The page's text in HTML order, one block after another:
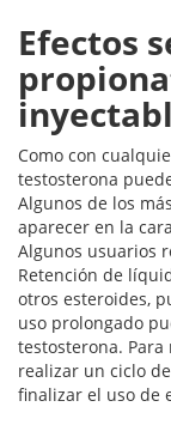
Efectos
Como con
testosterona
Algunos de los
aparecer en la
Algunos usuarios
Retención de
otros esteroides,
uso prolongado
testosterona.
realizar un ciclo
finalizar el uso de